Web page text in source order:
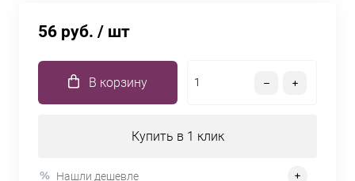
56 руб. / шт
В корзину
Купить в 1 клик
Нашли дешевле